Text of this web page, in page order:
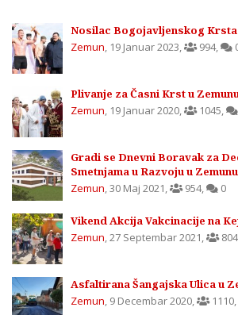
Nosilac Bogojavljenskog Krsta
Zemun 19 Januar 2023 994,
Plivanje za Časni Krst u
Zemun 19 Januar 2020 1045
Gradi se Dnevni Boravak za
Smetnjama u Razvoju u Zemunu
Zemun 30 Maj 2021 954, 0
Vikend Akcija Vakcinacije na
Zemun 27 Septembar 2021 804
Asfaltirana Šangajska Ulica u
Zemun 9 Decembar 2020 1110